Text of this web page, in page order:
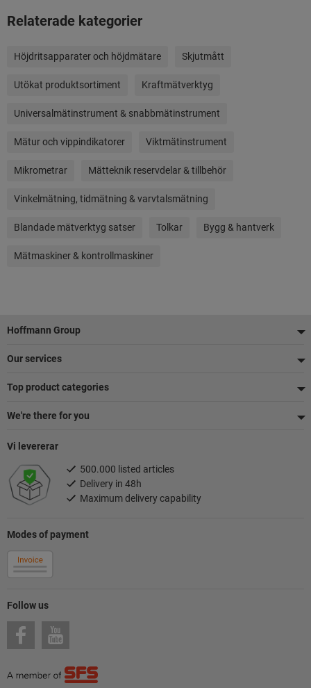
Relaterade kategorier
Höjdritsapparater och höjdmätare Skjutmått
Utökat produktsortiment Kraftmätverktyg
Universalmätinstrument & snabbmätinstrument
Mätur och vippindikatorer Viktmätinstrument
Mikrometrar Mätteknik reservdelar & tillbehör
Vinkelmätning, tidmätning & varvtalsmätning
Blandade mätverktyg satser Tolkar Bygg & hantverk
Mätmaskiner & kontrollmaskiner
Sidfot
Hoffmann Group
Our services
Top product categories
We're there for you
Follow us
Modes of payment
Vi levererar
500.000 listed articles
Delivery in 48h
Maximum delivery capability